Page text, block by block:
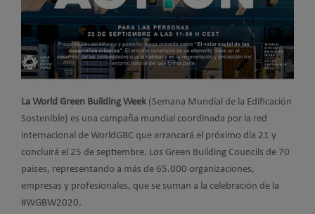
La World Green Building Week (Semana Mundial de la Edificación
Sostenible) es una campaña mundial coordinada por la red
internacional de WorldGBC que arrancará el próximo día 21 y
concluirá el 25 de septiembre. Los Green Building Councils de 70
países, representando a más de 65.000 organizaciones,
empresas y profesionales, que se suman a la celebración de la
#WGBW2020.